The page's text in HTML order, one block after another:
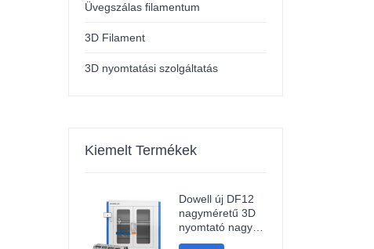
Üvegszálas filamentum
3D Filament
3D nyomtatási szolgáltatás
Kiemelt Termékek
Dowell új DF12
nagyméretű 3D
nyomtató nagy
pontosságú